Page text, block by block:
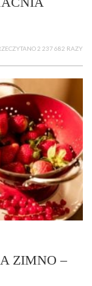
2 237 682 RAZY
ZIMNO –